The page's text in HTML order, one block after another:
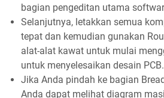
bagian pengeditan utama
Selanjutnya, letakkan semua
tepat dan kemudian gunakan
alat-alat kawat untuk mulai
untuk menyelesaikan desain PCB.
Jika Anda pindah ke bagian
Anda dapat melihat diagram